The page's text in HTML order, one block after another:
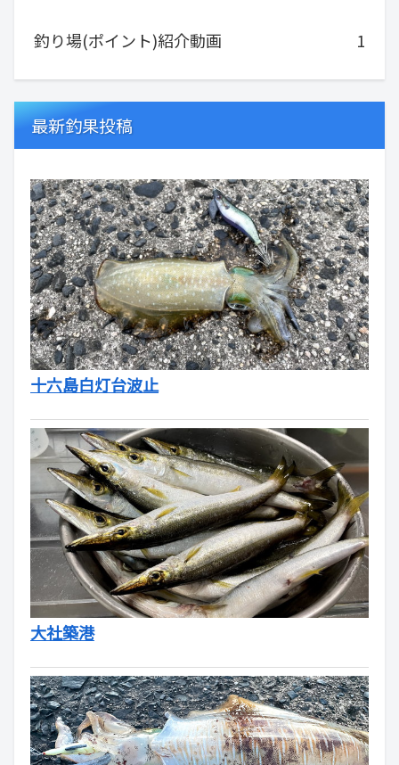
釣り場(ポイント)紹介動画 1
最新釣果投稿
十六島白灯台波止
大社築港